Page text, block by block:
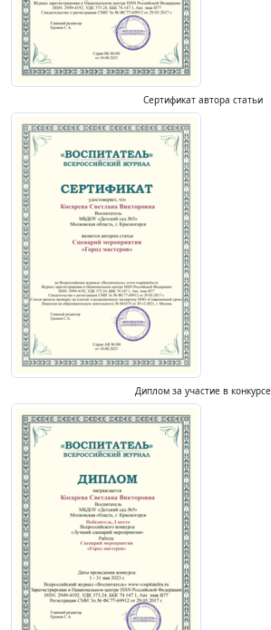
Сертификат автора статьи
Диплом за участие в конкурсе